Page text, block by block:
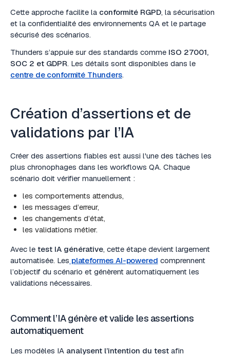
Cette approche facilite la conformité RGPD, la sécurisation
et la confidentialité des environnements QA et le partage
sécurisé des scénarios.
Thunders s’appuie sur des standards comme ISO 27001,
SOC 2 et GDPR. Les détails sont disponibles dans le
centre de conformité Thunders.
Création d’assertions et de
validations par l’IA
Créer des assertions fiables est aussi l'une des tâches les
plus chronophages dans les workflows QA. Chaque
scénario doit vérifier manuellement :
les comportements attendus,
les messages d’erreur,
les changements d’état,
les validations métier.
Avec le test IA générative, cette étape devient largement
automatisée. Les plateformes AI-powered comprennent
l’objectif du scénario et génèrent automatiquement les
validations nécessaires.
Comment l’IA génère et valide les assertions
automatiquement
Les modèles IA analysent l’intention du test afin